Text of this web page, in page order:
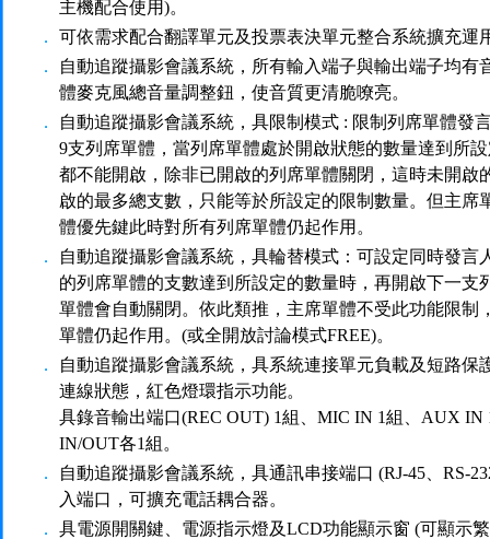
主機配合使用)。
．
可依需求配合翻譯單元及投票表決單元整合系統擴充運
．
自動追蹤攝影會議系統，所有輸入端子與輸出端子均有
體麥克風總音量調整鈕，使音質更清脆嘹亮。
．
自動追蹤攝影會議系統，具限制模式 : 限制列席單體發
9支列席單體，當列席單體處於開啟狀態的數量達到所
都不能開啟，除非已開啟的列席單體關閉，這時未開啟
啟的最多總支數，只能等於所設定的限制數量。但主席
體優先鍵此時對所有列席單體仍起作用。
．
自動追蹤攝影會議系統，具輪替模式：可設定同時發言
的列席單體的支數達到所設定的數量時，再開啟下一支
單體會自動關閉。依此類推，主席單體不受此功能限制
單體仍起作用。(或全開放討論模式FREE)。
．
自動追蹤攝影會議系統，具系統連接單元負載及短路保
連線狀態，紅色燈環指示功能。
具錄音輸出端口(REC OUT) 1組、MIC IN 1組、AUX
IN/OUT各1組。
．
自動追蹤攝影會議系統，具通訊串接端口 (RJ-45、RS-
入端口，可擴充電話耦合器。
．
具電源開關鍵、電源指示燈及LCD功能顯示窗 (可顯示